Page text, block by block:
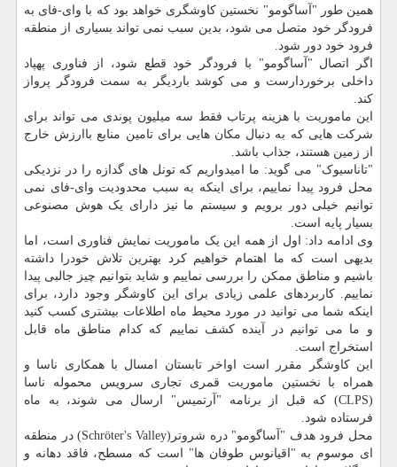
همین طور "آساگومو" نخستین کاوشگری خواهد بود که با وای-فای به
فرودگر خود متصل می شود، بدین سبب نمی تواند بسیاری از منطقه
فرود خود دور شود.
اگر اتصال "آساگومو" با فرودگر خود قطع شود، از فناوری پهپاد
داخلی برخوردارست و می کوشد باردیگر به سمت فرودگر پرواز
کند.
این ماموریت با هزینه پرتاب فقط سه میلیون پوندی می تواند برای
شرکت هایی که به دنبال مکان هایی برای تامین منابع باارزش خارج
از زمین هستند، جذاب باشد.
"تاناسیوک" می گوید: ما امیدواریم که تونل های گدازه را در نزدیکی
محل فرود پیدا نماییم، برای اینکه به سبب محدودیت وای-فای نمی
توانیم خیلی دور برویم و سیستم ما نیز دارای یک هوش مصنوعی
بسیار پایه است.
وی ادامه داد: اول از همه این یک ماموریت نمایش فناوری است، اما
بدیهی است که ما اهتمام خواهیم کرد بهترین تلاش خودرا داشته
باشیم و مناطق ممکن را بررسی نماییم و شاید بتوانیم چیز جالبی پیدا
نماییم. کاربردهای علمی زیادی برای این کاوشگر وجود دارد، برای
اینکه شما می توانید در مورد محیط ماه اطلاعات بیشتری کسب کنید
و ما می توانیم در آینده کشف نماییم که کدام مناطق ماه قابل
استخراج است.
این کاوشگر مقرر است اواخر تابستان امسال با همکاری ناسا و
همراه با نخستین ماموریت قمری تجاری سرویس محموله ناسا
(CLPS) که قبل از برنامه "آرتمیس" ارسال می شوند، به ماه
فرستاده شود.
محل فرود هدف "آساگومو" دره شروتر(Schröter's Valley) در منطقه
ای موسوم به "اقیانوس طوفان ها" است که مسطح، فاقد دهانه و